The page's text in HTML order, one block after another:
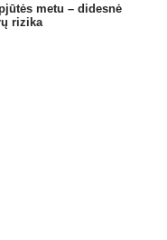
metu – didesnė
rizika